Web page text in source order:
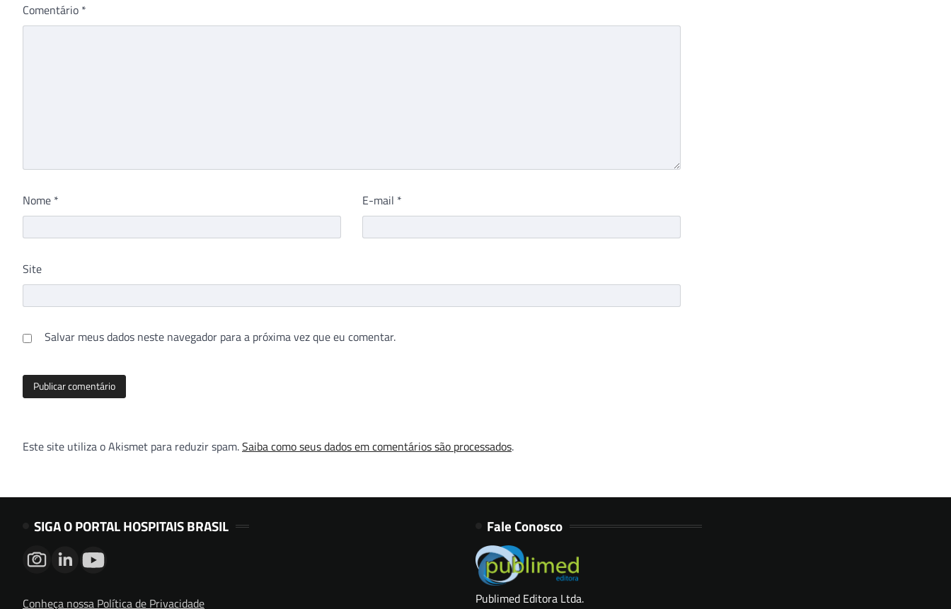
Comentário *
Nome * E-mail *
Site
Salvar meus dados neste navegador para a próxima vez que eu comentar.
Este site utiliza o Akismet para reduzir spam.Saiba como seus dados em comentários são processados.
SIGA O PORTAL HOSPITAIS BRASIL
Conheça nossa Política de Privacidade
Fale Conosco
Publimed Editora Ltda.